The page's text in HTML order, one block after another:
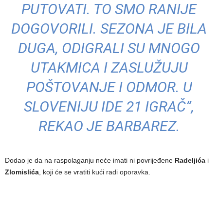
PUTOVATI. TO SMO RANIJE
DOGOVORILI. SEZONA JE BILA
DUGA, ODIGRALI SU MNOGO
UTAKMICA I ZASLUŽUJU
POŠTOVANJE I ODMOR. U
SLOVENIJU IDE 21 IGRAČ”,
REKAO JE BARBAREZ.
Dodao je da na raspolaganju neće imati ni povrijeđene Radeljića i
Zlomislića, koji će se vratiti kući radi oporavka.